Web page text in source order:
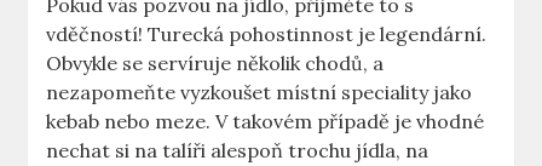
Pokud vás pozvou na jídlo, přijměte to s
vděčností! Turecká pohostinnost je legendární.
Obvykle se servíruje několik chodů, a
nezapomeňte vyzkoušet místní speciality jako
kebab nebo meze. V takovém případě je vhodné
nechat si na talíři alespoň trochu jídla, na